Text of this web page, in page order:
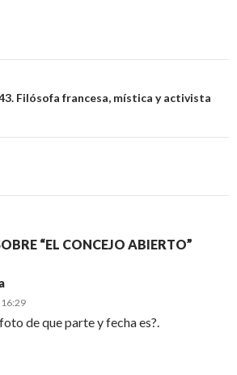
Filósofa francesa, mística y activista
“EL CONCEJO ABIERTO”
16:29
de que parte y fecha es?.